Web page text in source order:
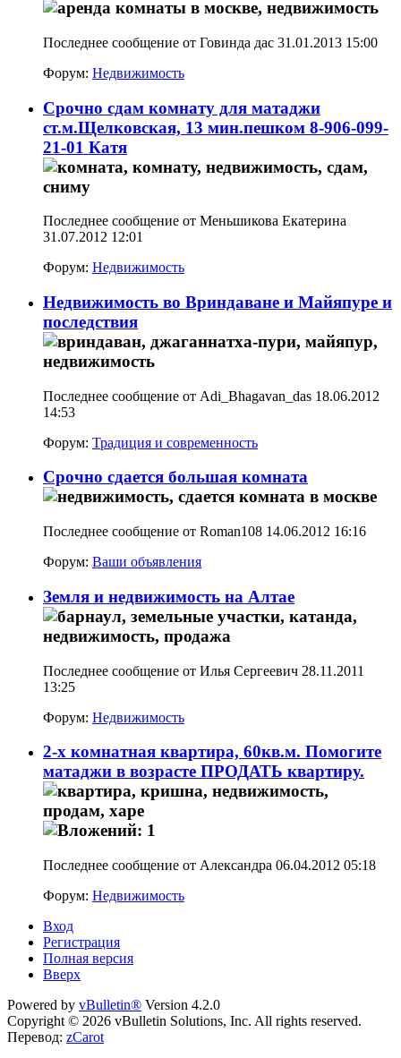
Последнее сообщение от Говинда дас 31.01.2013 15:00
Форум: Недвижимость
Срочно сдам комнату для матаджи
ст.м.Щелковская, 13 мин.пешком 8-906-099-
21-01 Катя
Последнее сообщение от Меньшикова Екатерина
31.07.2012 12:01
Форум: Недвижимость
Недвижимость во Вриндаване и Майяпуре и
последствия
Последнее сообщение от Adi_Bhagavan_das 18.06.2012
14:53
Форум: Традиция и современность
Срочно сдается большая комната
Последнее сообщение от Roman108 14.06.2012 16:16
Форум: Ваши объявления
Земля и недвижимость на Алтае
Последнее сообщение от Илья Сергеевич 28.11.2011
13:25
Форум: Недвижимость
2-х комнатная квартира, 60кв.м. Помогите
матаджи в возрасте ПРОДАТЬ квартиру.
Последнее сообщение от Александра 06.04.2012 05:18
Форум: Недвижимость
Вход
Регистрация
Полная версия
Вверх
Powered by vBulletin® Version 4.2.0
Copyright © 2026 vBulletin Solutions, Inc. All rights reserved.
Перевод: zCarot